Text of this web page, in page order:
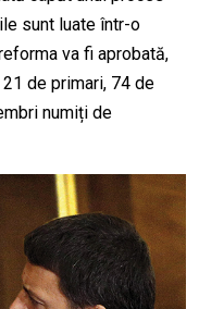
sunt luate într-o
va fi aprobată,
de primari, 74 de
numiți de